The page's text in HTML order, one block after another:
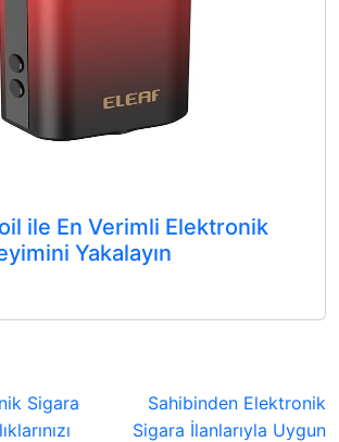
ile En Verimli Elektronik
Yakalayın
Sigara
Sahibinden Elektronik
Sigara İlanlarıyla Uygun